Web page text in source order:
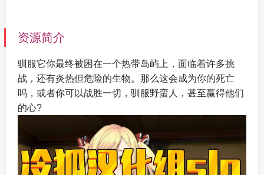
资源简介
驯服它你最终被困在一个热带岛屿上，面临着许多挑
战，还有炎热但危险的生物。那么这会成为你的死亡
吗，或者你可以战胜一切，驯服野蛮人，甚至赢得他们
的心?